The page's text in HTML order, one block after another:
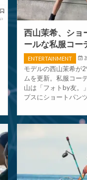
西山茉希、ショ
ールな私服コー
ENTERTAINMENT
モデルの西山茉希が
ムを更新。私服コー
山は「フォトby友。
プスにショートパン